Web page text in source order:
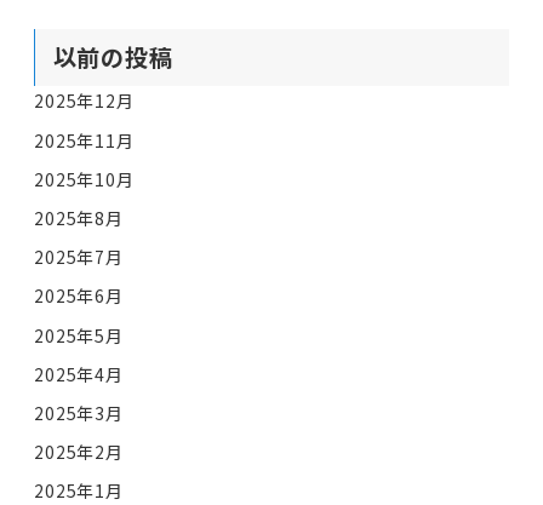
以前の投稿
2025年12月
2025年11月
2025年10月
2025年8月
2025年7月
2025年6月
2025年5月
2025年4月
2025年3月
2025年2月
2025年1月